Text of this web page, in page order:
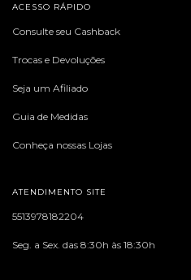
ACESSO RÁPIDO
Consulte seu Cashback
Trocas e Devoluções
Seja um Afiliado
Guia de Medidas
Conheça nossas Lojas
ATENDIMENTO SITE
5513978182204
Seg. a Sex. das 8:30h às 18:30h